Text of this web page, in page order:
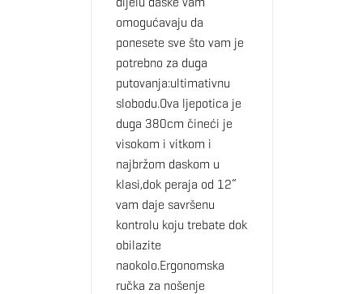
omogućavaju da
ponesete sve što vam je
potrebno za duga
putovanja:ultimativnu
slobodu.Ova ljepotica je
duga 380cm čineći je
visokom i vitkom i
najbržom daskom u
klasi,dok peraja od 12“
vam daje savršenu
kontrolu koju trebate dok
obilazite
naokolo.Ergonomska
ručka za nošenje